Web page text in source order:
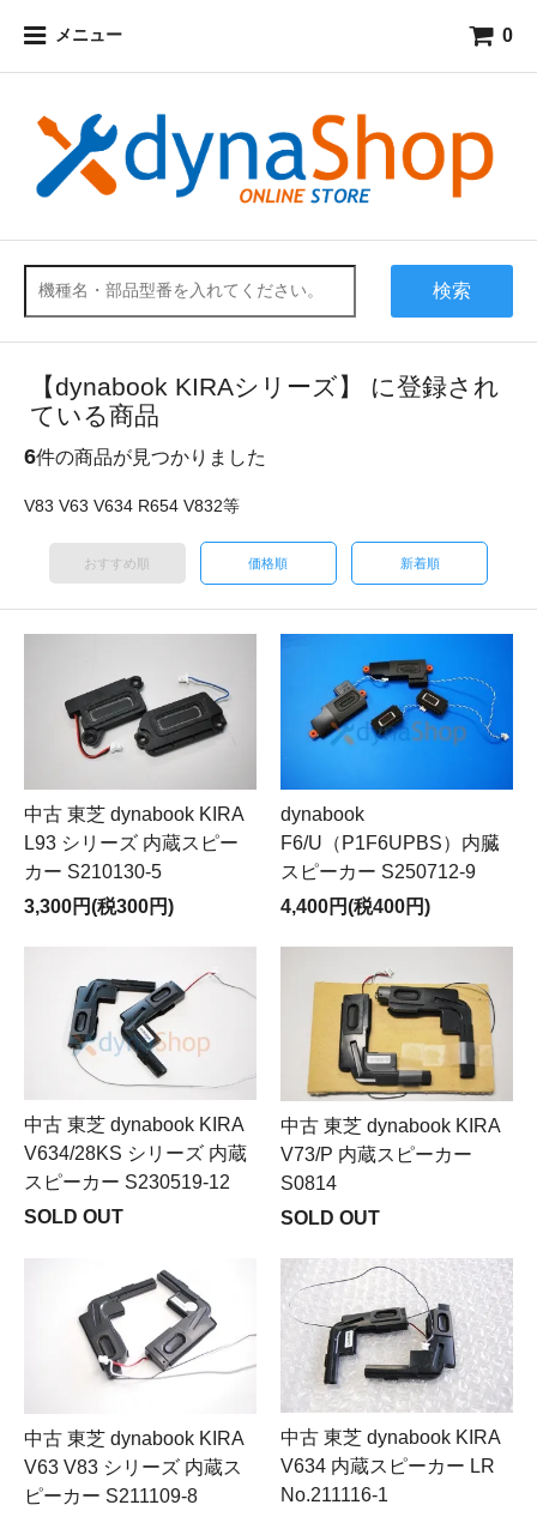
メニュー 0
検索
【dynabook KIRAシリーズ】 に登録され
ている商品
6件の商品が見つかりました
V83 V63 V634 R654 V832等
おすすめ順 価格順 新着順
中古 東芝 dynabook KIRA
L93 シリーズ 内蔵スピー
カー S210130-5
3,300円(税300円)
dynabook
F6/U（P1F6UPBS）内臓
スピーカー S250712-9
4,400円(税400円)
中古 東芝 dynabook KIRA
V634/28KS シリーズ 内蔵
スピーカー S230519-12
SOLD OUT
中古 東芝 dynabook KIRA
V73/P 内蔵スピーカー
S0814
SOLD OUT
中古 東芝 dynabook KIRA
V63 V83 シリーズ 内蔵ス
ピーカー S211109-8
中古 東芝 dynabook KIRA
V634 内蔵スピーカー LR
No.211116-1